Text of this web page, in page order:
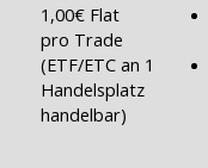
1,00€ Flat
pro Trade
(ETF/ETC an 1
Handelsplatz
handelbar)